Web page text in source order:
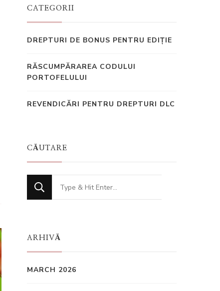
CATEGORII
DREPTURI DE BONUS PENTRU EDIȚIE
RĂSCUMPĂRAREA CODULUI
PORTOFELULUI
REVENDICĂRI PENTRU DREPTURI DLC
CĂUTARE
Looking
for
ARHIVĂ
MARCH 2026